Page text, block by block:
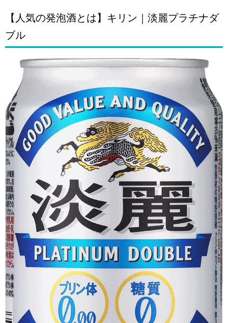
【人気の発泡酒とは】キリン｜淡麗プラチナダ
ブル